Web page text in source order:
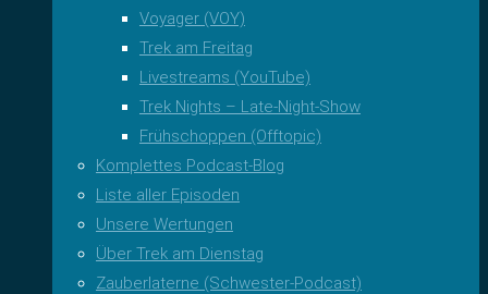
Voyager (VOY)
Trek am Freitag
Livestreams (YouTube)
Trek Nights – Late-Night-Show
Frühschoppen (Offtopic)
Komplettes Podcast-Blog
Liste aller Episoden
Unsere Wertungen
Über Trek am Dienstag
Zauberlaterne (Schwester-Podcast)